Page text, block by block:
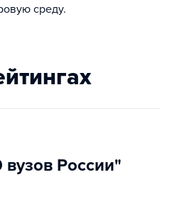
среду.
вузов России"